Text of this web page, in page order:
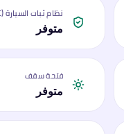
نظام ثبات السيارة (ESC)
متوفر
فتحة سقف
متوفر